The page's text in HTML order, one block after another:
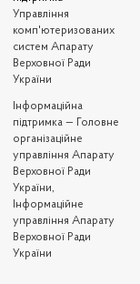
Управління
комп'ютеризованих
систем Апарату
Верховної Ради
України
Iнформаційна
підтримка — Головне
організаційне
управління Апарату
Верховної Ради
України,
Інформаційне
управління Апарату
Верховної Ради
України